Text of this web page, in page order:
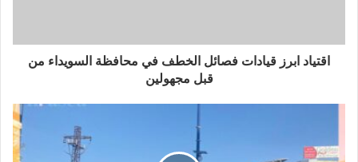
اقتياد ابرز قيادات فصائل الخطف في محافظة السويداء من
قبل مجهولين